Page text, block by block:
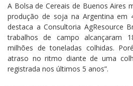
A Bolsa de Cereais de Buenos Aires
produção de soja na Argentina em
destaca a Consultoria AgResource
trabalhos de campo alcançaram
milhões de toneladas colhidas.
atraso no ritmo diante de uma
registrada nos últimos 5 anos”.